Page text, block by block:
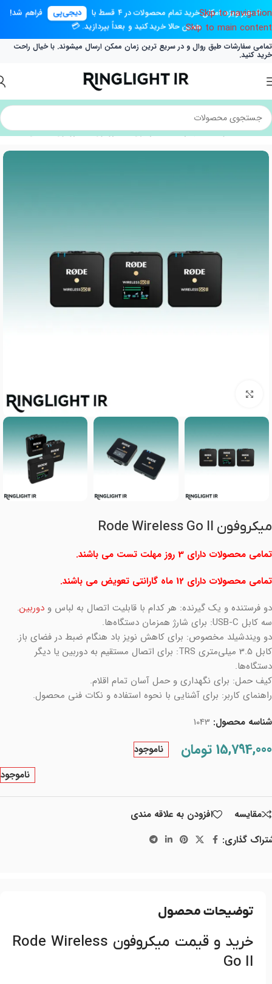
🎉 خبر ویژه: امکان خرید تمام محصولات در ۴ قسط با دیجی‌پی فراهم شد!
همین حالا خرید کنید و بعداً بپردازید. 💳
Skip to navigation
Skip to main content
تمامی سفارشات طبق روال و در سریع ترین زمان ممکن ارسال میشوند. با خیال راحت
خرید کنید.
خانه/محصولات/تجهیزات صدابرداری/میکروفون/میکروفون یقه ای
میکروفون Rode Wireless Go II
تمامی محصولات دارای 3 روز مهلت تست می باشند.
تمامی محصولات دارای 12 ماه گارانتی تعویض می باشند.
دو فرستنده و یک گیرنده: هر کدام با قابلیت اتصال به لباس و دوربین.
سه کابل USB-C: برای شارژ همزمان دستگاه‌ها.
دو ویندشیلد مخصوص: برای کاهش نویز باد هنگام ضبط در فضای باز.
کابل 3.5 میلی‌متری TRS: برای اتصال مستقیم به دوربین یا دیگر
دستگاه‌ها.
کیف حمل: برای نگهداری و حمل آسان تمام اقلام.
راهنمای کاربر: برای آشنایی با نحوه استفاده و نکات فنی محصول.
شناسه محصول: 1043
15,794,000 تومان
ناموجود
ناموجود
مقايسه
افزودن به علاقه مندی
گذاری:
توضیحات محصول
خرید و قیمت میکروفون Rode Wireless
Go II